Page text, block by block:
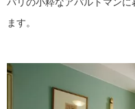
パリの小粋なアパルトマン
ます。